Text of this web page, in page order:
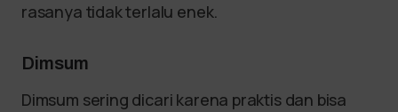
rasanya tidak terlalu enek.
Dimsum
Dimsum sering dicari karena praktis dan bisa